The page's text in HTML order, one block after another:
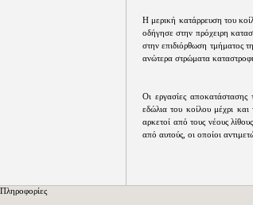
Η μερική κατάρρευση του
οδήγησε στην πρόχειρη
στην επιδιόρθωση τμήματος
ανώτερα στρώματα
Οι εργασίες
εδώλια του κοίλου μέχρι
αρκετοί από τους νέους
από αυτούς, οι οποίοι
Πληροφορίες